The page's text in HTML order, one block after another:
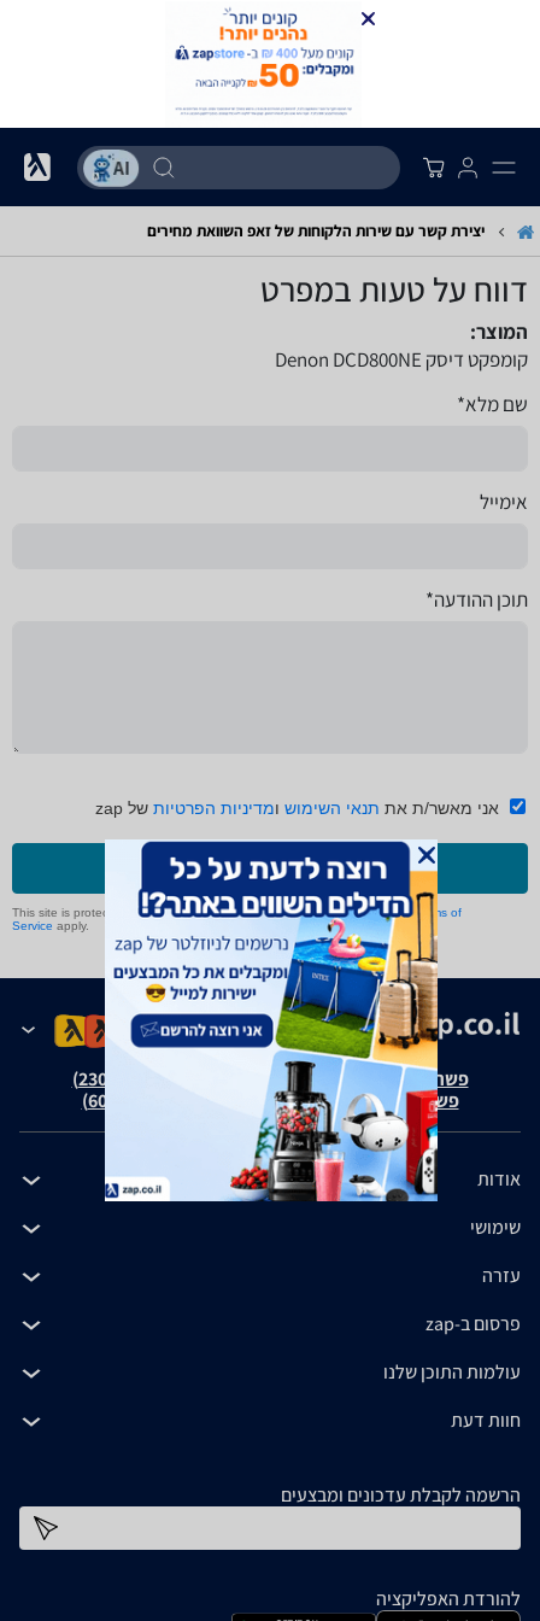
יצירת קשר עם שירות הלקוחות של זאפ השוואת מחירים
דווח על טעות במפרט
המוצר:
קומפקט דיסק Denon DCD800NE
שם מלא*
אימייל
תוכן ההודעה*
אני מאשר/ת את תנאי השימוש ומדיניות הפרטיות של zap
שליחה
This site is protected by reCAPTCHA and the GooglePrivacy Policyand Terms of
Service apply.
פשרה בת"צ אבנצ'יק נ' זאפ גרופ (ת"צ 23008-08-20)
פשרה בת"צ כהנים נ' זאפ גרופ (ת"צ 60371-12-19)
אודות
שימושי
עזרה
פרסום ב-zap
עולמות התוכן שלנו
חוות דעת
הרשמה לקבלת עדכונים ומבצעים
להורדת האפליקציה